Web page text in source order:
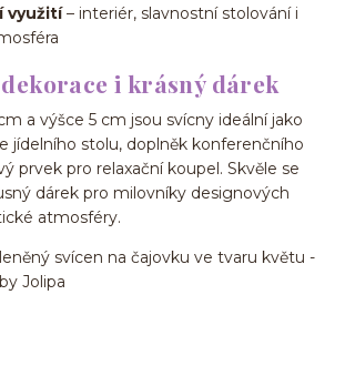
využití– interiér, slavnostní stolování i
i krásný dárek
a výšce 5 cm jsou svícny ideální jako
jídelního stolu, doplněk konferenčního
prvek pro relaxační koupel. Skvěle se
dárek pro milovníky designových
atmosféry.
svícen na čajovku ve tvaru květu -
Jolipa